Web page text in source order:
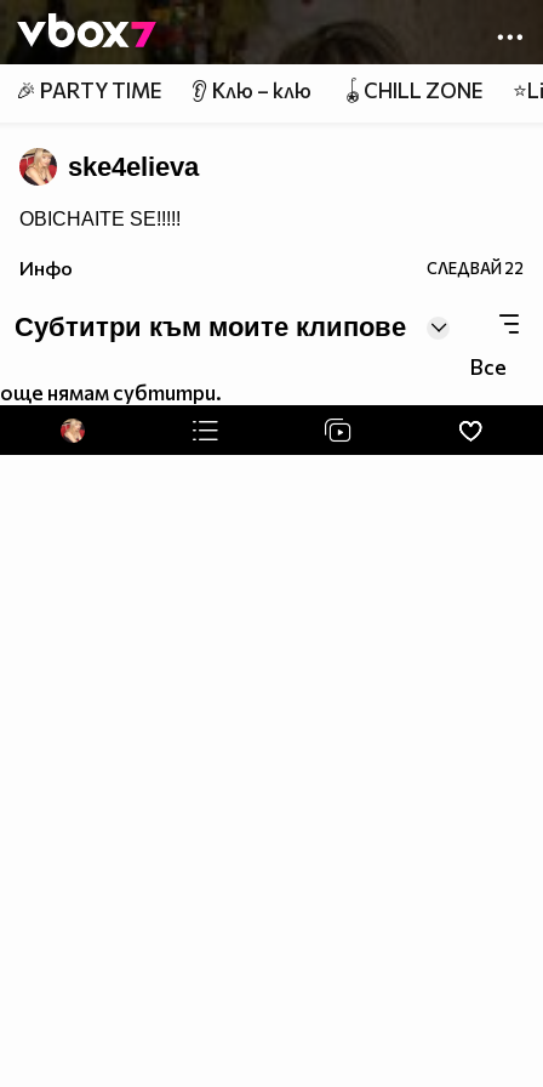
👾
🎉 PARTY TIME 👂 Клю – клю 🪀CHILL ZONE
ske4elieva
OBICHAITE SE!!!!!
Инфо СЛЕДВАЙ22
Субтитри към моите клипове
Все
още нямам субтитри.